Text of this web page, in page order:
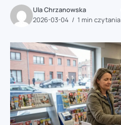
Ula Chrzanowska
2026-03-04
1 min czytania